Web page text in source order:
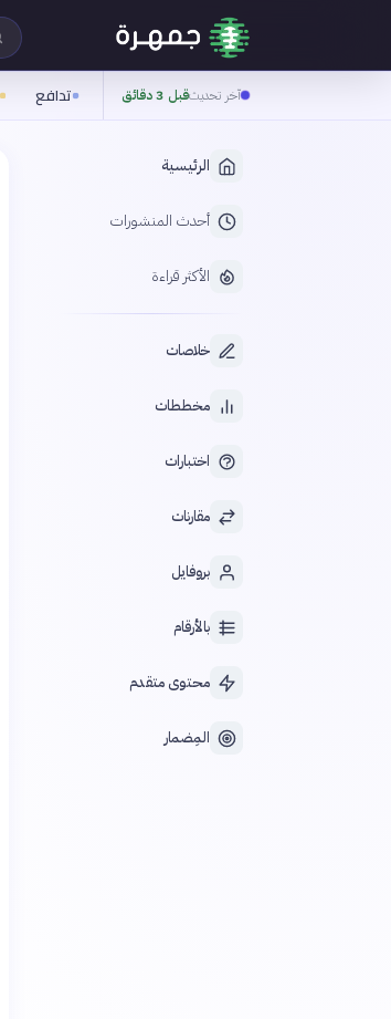
آخر تحديثقبل 3 دقائق تدافع
الرئيسية
أحدث المنشورات
الأكثر قراءة
خلاصات
مخططات
اختبارات
مقارنات
بروفايل
بالأرقام
محتوى متقدم
المِضمار